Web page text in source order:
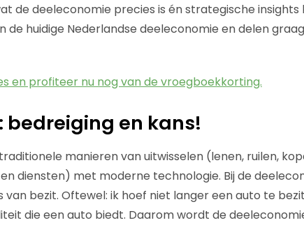
de deeleconomie precies is én strategische insights
de huidige Nederlandse deeleconomie en delen
en profiteer nu nog van de vroegboekkorting.
bedreiging en kans!
manieren van uitwisselen (lenen, ruilen,
diensten) met moderne technologie. Bij de
van bezit. Oftewel: ik hoef niet langer een auto te
die een auto biedt. Daarom wordt de